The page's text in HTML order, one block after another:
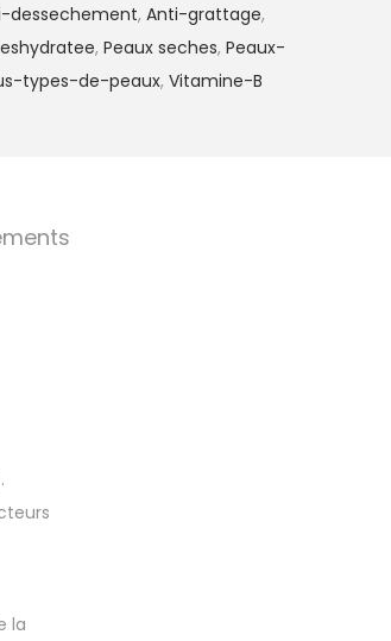
dessechement, Anti-grattage,
, Peaux seches, Peaux-
types-de-peaux, Vitamine-B
la